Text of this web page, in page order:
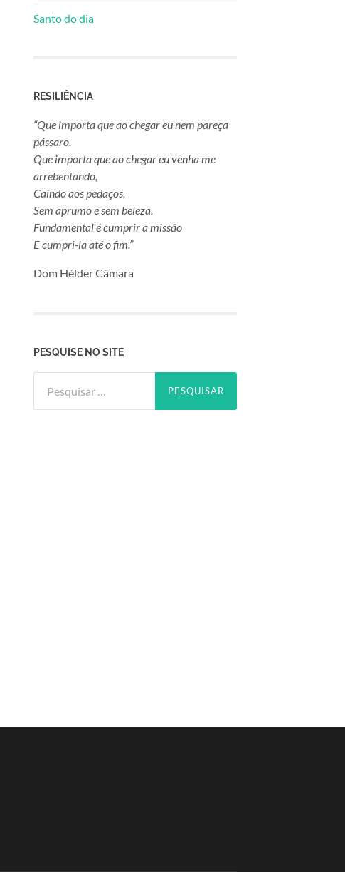
Santo do dia
RESILIÊNCIA
“Que importa que ao chegar eu nem pareça
pássaro.
Que importa que ao chegar eu venha me
arrebentando,
Caindo aos pedaços,
Sem aprumo e sem beleza.
Fundamental é cumprir a missão
E cumpri-la até o fim.”
Dom Hélder Câmara
PESQUISE NO SITE
por: